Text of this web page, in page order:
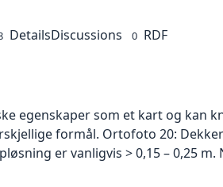
DetailsDiscussions 0 RDF
egenskaper som et kart og kan
formål. Ortofoto 20:
er vanligvis > 0,15 – 0,25 m.